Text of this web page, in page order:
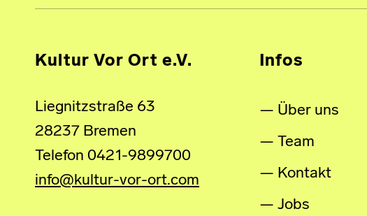
Kultur Vor Ort e.V.
Liegnitzstraße 63
28237 Bremen
Telefon 0421-9899700
info@kultur-vor-ort.com
Infos
Über uns
Team
Kontakt
Jobs